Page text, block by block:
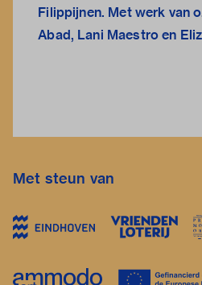
Filippijnen. Met werk van
Abad, Lani Maestro en
Met steun van